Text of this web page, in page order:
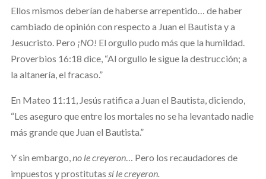
Ellos mismos deberían de haberse arrepentido… de haber
cambiado de opinión con respecto a Juan el Bautista y a
Jesucristo. Pero ¡NO! El orgullo pudo más que la humildad.
Proverbios 16:18 dice, “Al orgullo le sigue la destrucción; a
la altanería, el fracaso.”
En Mateo 11:11, Jesús ratifica a Juan el Bautista, diciendo,
“Les aseguro que entre los mortales no se ha levantado nadie
más grande que Juan el Bautista.”
Y sin embargo,no le creyeron… Pero los recaudadores de
impuestos y prostitutas sí le creyeron.